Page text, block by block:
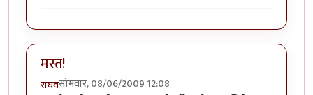
मस्त!
राघवसोमवार, 08/06/2009 12:08